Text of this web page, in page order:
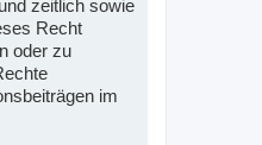
zeitlich sowie
Recht
oder zu
im